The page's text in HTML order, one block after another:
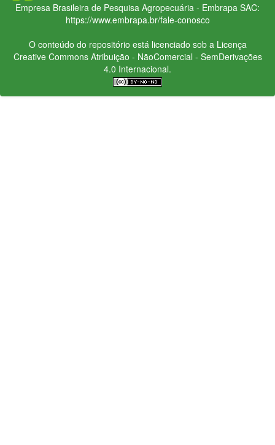
Empresa Brasileira de Pesquisa Agropecuária - Embrapa SAC:
https://www.embrapa.br/fale-conosco
O conteúdo do repositório está licenciado sob a Licença
Creative CommonsAtribuição - NãoComercial - SemDerivações
4.0 Internacional.